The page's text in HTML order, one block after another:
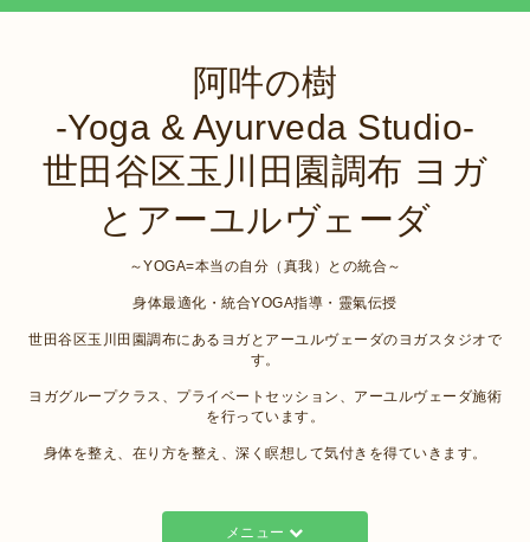
阿吽の樹
-Yoga & Ayurveda Studio-
世田谷区玉川田園調布 ヨガ
とアーユルヴェーダ
～YOGA=本当の自分（真我）との統合～
身体最適化・統合YOGA指導・靈氣伝授
世田谷区玉川田園調布にあるヨガとアーユルヴェーダのヨガスタジオで
す。
ヨガグループクラス、プライベートセッション、アーユルヴェーダ施術
を行っています。
身体を整え、在り方を整え、深く瞑想して気付きを得ていきます。
メニュー